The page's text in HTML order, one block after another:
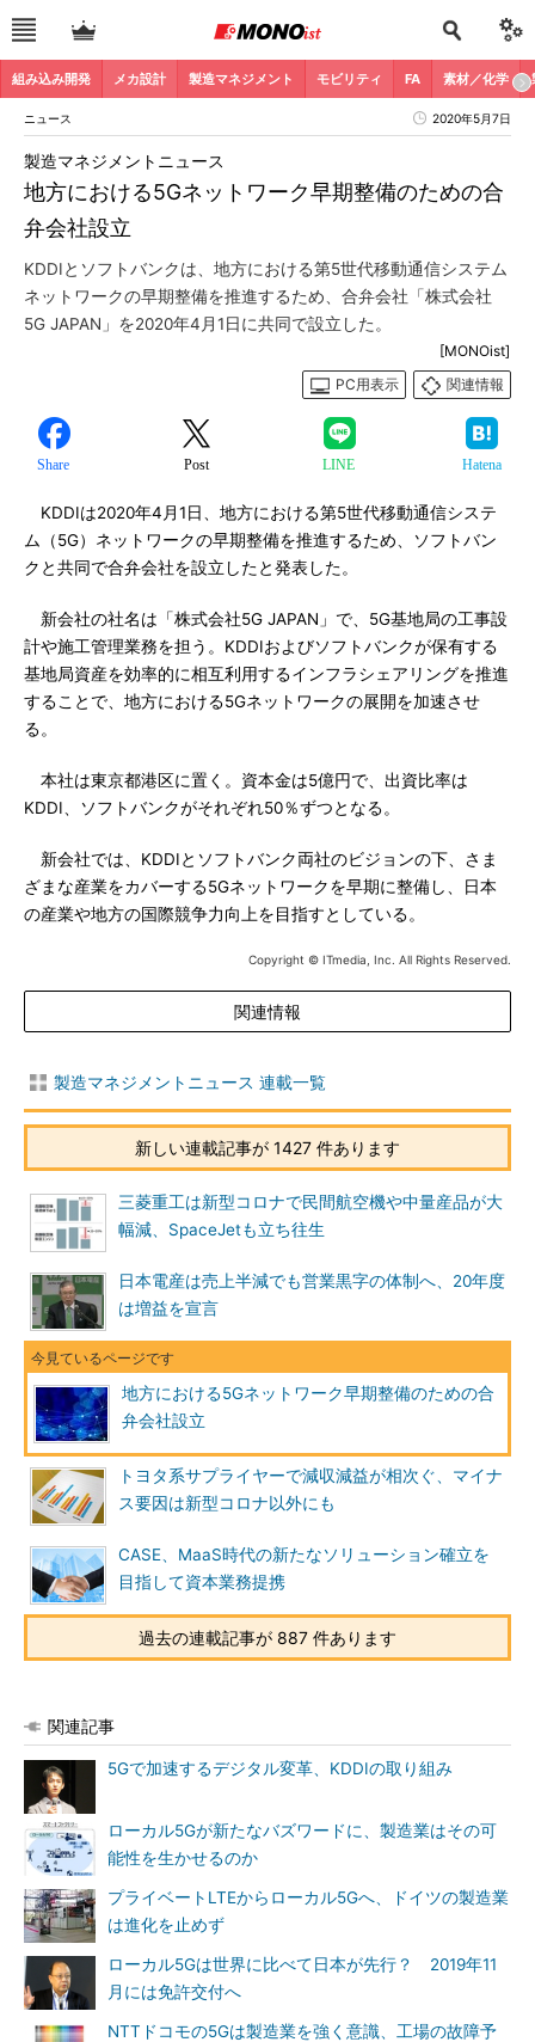
組み込み開発 メカ設計 製造マネジメント モビリティ FA 素材／化学
ニュース 2020年5月7日
地方における5Gネットワーク早期整備のための合
弁会社設立
製造マネジメントニュース
KDDIとソフトバンクは、地方における第5世代移動通信システム
ネットワークの早期整備を推進するため、合弁会社「株式会社
5G JAPAN」を2020年4月1日に共同で設立した。
[MONOist]
PC用表示
関連情報
Share Post LINE Hatena
KDDIは2020年4月1日、地方における第5世代移動通信システ
ム（5G）ネットワークの早期整備を推進するため、ソフトバン
クと共同で合弁会社を設立したと発表した。
新会社の社名は「株式会社5G JAPAN」で、5G基地局の工事設
計や施工管理業務を担う。KDDIおよびソフトバンクが保有する
基地局資産を効率的に相互利用するインフラシェアリングを推進
することで、地方における5Gネットワークの展開を加速させ
る。
本社は東京都港区に置く。資本金は5億円で、出資比率は
KDDI、ソフトバンクがそれぞれ50％ずつとなる。
新会社では、KDDIとソフトバンク両社のビジョンの下、さま
ざまな産業をカバーする5Gネットワークを早期に整備し、日本
の産業や地方の国際競争力向上を目指すとしている。
Copyright © ITmedia, Inc. All Rights Reserved.
関連情報
製造マネジメントニュース 連載一覧
新しい連載記事が 1427 件あります
三菱重工は新型コロナで民間航空機や中量産品が大
幅減、SpaceJetも立ち往生
日本電産は売上半減でも営業黒字の体制へ、20年度
は増益を宣言
地方における5Gネットワーク早期整備のための合
弁会社設立
トヨタ系サプライヤーで減収減益が相次ぐ、マイナ
ス要因は新型コロナ以外にも
CASE、MaaS時代の新たなソリューション確立を
目指して資本業務提携
過去の連載記事が 887 件あります
関連記事
5Gで加速するデジタル変革、KDDIの取り組み
ローカル5Gが新たなバズワードに、製造業はその可
能性を生かせるのか
プライベートLTEからローカル5Gへ、ドイツの製造業
は進化を止めず
ローカル5Gは世界に比べて日本が先行？ 2019年11
月には免許交付へ
NTTドコモの5Gは製造業を強く意識、工場の故障予